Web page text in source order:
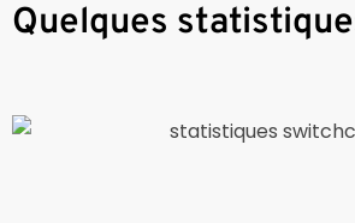
Quelques